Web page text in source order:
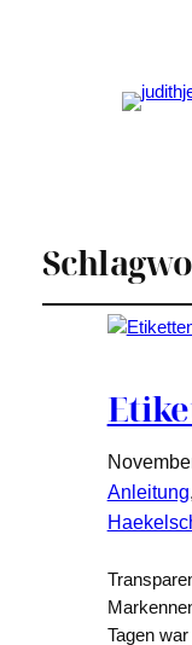
Anleitung,
Tagen